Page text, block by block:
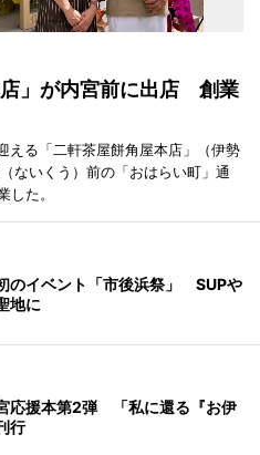
」が内宮前に出店 創業
える「二軒茶屋餅角屋本店」（伊勢
ないくう）前の「おはらい町」通
した。
のイベント「市後浜祭」 SUPや
地に
応援本第2弾 「私に還る『お伊
行